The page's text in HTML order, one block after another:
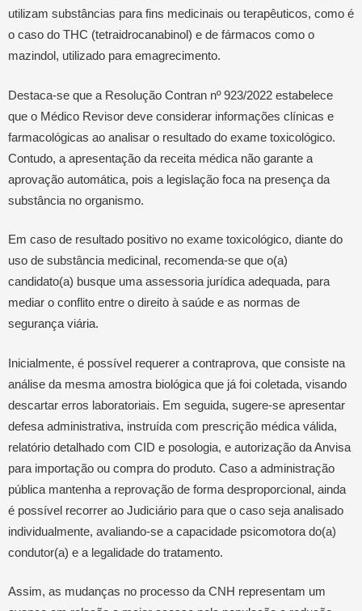
utilizam substâncias para fins medicinais ou terapêuticos, como é
o caso do THC (tetraidrocanabinol) e de fármacos como o
mazindol, utilizado para emagrecimento.
Destaca-se que a Resolução Contran nº 923/2022 estabelece
que o Médico Revisor deve considerar informações clínicas e
farmacológicas ao analisar o resultado do exame toxicológico.
Contudo, a apresentação da receita médica não garante a
aprovação automática, pois a legislação foca na presença da
substância no organismo.
Em caso de resultado positivo no exame toxicológico, diante do
uso de substância medicinal, recomenda-se que o(a)
candidato(a) busque uma assessoria jurídica adequada, para
mediar o conflito entre o direito à saúde e as normas de
segurança viária.
Inicialmente, é possível requerer a contraprova, que consiste na
análise da mesma amostra biológica que já foi coletada, visando
descartar erros laboratoriais. Em seguida, sugere-se apresentar
defesa administrativa, instruída com prescrição médica válida,
relatório detalhado com CID e posologia, e autorização da Anvisa
para importação ou compra do produto. Caso a administração
pública mantenha a reprovação de forma desproporcional, ainda
é possível recorrer ao Judiciário para que o caso seja analisado
individualmente, avaliando-se a capacidade psicomotora do(a)
condutor(a) e a legalidade do tratamento.
Assim, as mudanças no processo da CNH representam um